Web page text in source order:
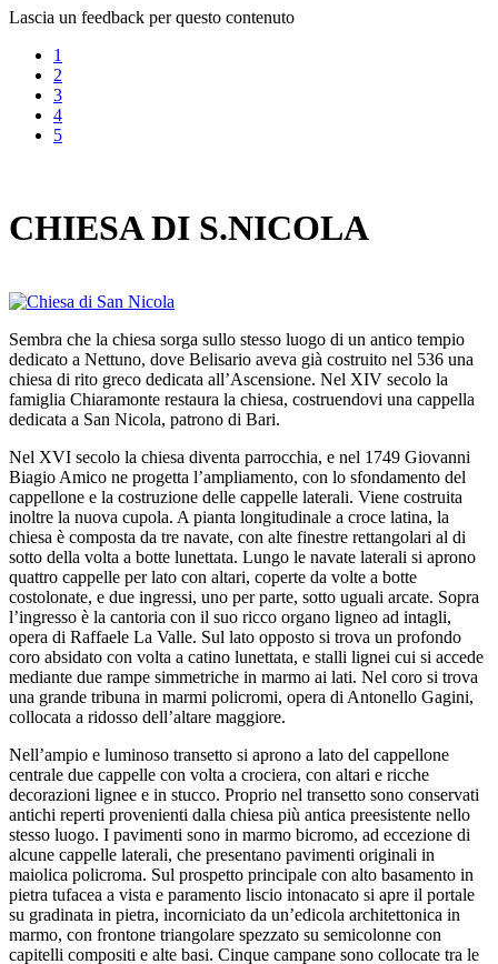
Lascia un feedback per questo contenuto
1
2
3
4
5
CHIESA DI S.NICOLA
Sembra che la chiesa sorga sullo stesso luogo di un antico tempio
dedicato a Nettuno, dove Belisario aveva già costruito nel 536 una
chiesa di rito greco dedicata all’Ascensione. Nel XIV secolo la
famiglia Chiaramonte restaura la chiesa, costruendovi una cappella
dedicata a San Nicola, patrono di Bari.
Nel XVI secolo la chiesa diventa parrocchia, e nel 1749 Giovanni
Biagio Amico ne progetta l’ampliamento, con lo sfondamento del
cappellone e la costruzione delle cappelle laterali. Viene costruita
inoltre la nuova cupola. A pianta longitudinale a croce latina, la
chiesa è composta da tre navate, con alte finestre rettangolari al di
sotto della volta a botte lunettata. Lungo le navate laterali si aprono
quattro cappelle per lato con altari, coperte da volte a botte
costolonate, e due ingressi, uno per parte, sotto uguali arcate. Sopra
l’ingresso è la cantoria con il suo ricco organo ligneo ad intagli,
opera di Raffaele La Valle. Sul lato opposto si trova un profondo
coro absidato con volta a catino lunettata, e stalli lignei cui si accede
mediante due rampe simmetriche in marmo ai lati. Nel coro si trova
una grande tribuna in marmi policromi, opera di Antonello Gagini,
collocata a ridosso dell’altare maggiore.
Nell’ampio e luminoso transetto si aprono a lato del cappellone
centrale due cappelle con volta a crociera, con altari e ricche
decorazioni lignee e in stucco. Proprio nel transetto sono conservati
antichi reperti provenienti dalla chiesa più antica preesistente nello
stesso luogo. I pavimenti sono in marmo bicromo, ad eccezione di
alcune cappelle laterali, che presentano pavimenti originali in
maiolica policroma. Sul prospetto principale con alto basamento in
pietra tufacea a vista e paramento liscio intonacato si apre il portale
su gradinata in pietra, incorniciato da un’edicola architettonica in
marmo, con frontone triangolare spezzato su semicolonne con
capitelli compositi e alte basi. Cinque campane sono collocate tra le